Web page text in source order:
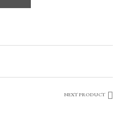
NEXT PRODUCT